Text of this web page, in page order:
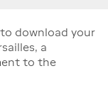
download your
a
to the